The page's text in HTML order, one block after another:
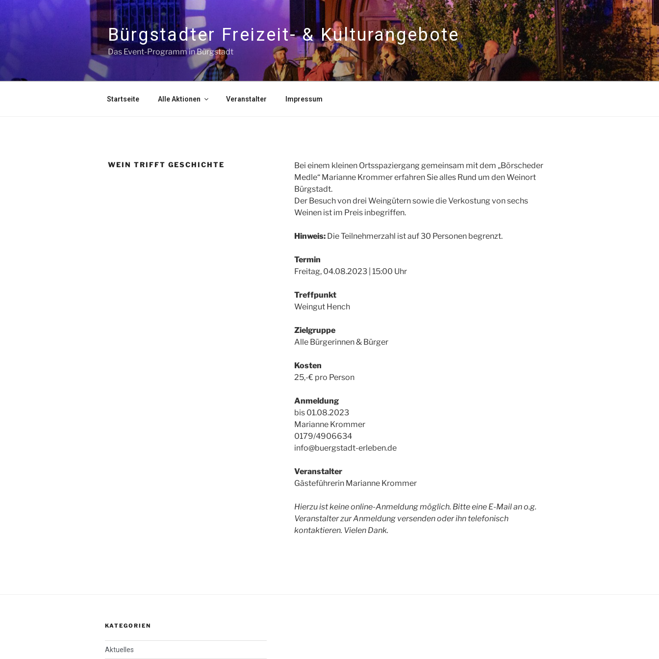
Bürgstadter Freizeit- & Kulturangebote
Das Event-Programm in Bürgstadt
Startseite Alle Aktionen Veranstalter Impressum
WEIN TRIFFT GESCHICHTE
Bei einem kleinen Ortsspaziergang gemeinsam mit dem „Börscheder
Medle“ Marianne Krommer erfahren Sie alles Rund um den Weinort
Bürgstadt.
Der Besuch von drei Weingütern sowie die Verkostung von sechs
Weinen ist im Preis inbegriffen.
Hinweis:Die Teilnehmerzahl ist auf 30 Personen begrenzt.
Termin
Freitag, 04.08.2023 | 15:00 Uhr
Treffpunkt
Weingut Hench
Zielgruppe
Alle Bürgerinnen & Bürger
Kosten
25,-€ pro Person
Anmeldung
bis 01.08.2023
Marianne Krommer
0179/4906634
info@buergstadt-erleben.de
Veranstalter
Gästeführerin Marianne Krommer
Hierzu ist keine online-Anmeldung möglich. Bitte eine E-Mail an o.g.
Veranstalter zur Anmeldung versenden oder ihn telefonisch
kontaktieren. Vielen Dank.
KATEGORIEN
Aktuelles